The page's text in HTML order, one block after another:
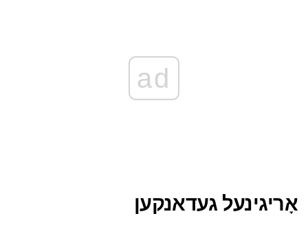
ad
אָריגינעל געדאנקען